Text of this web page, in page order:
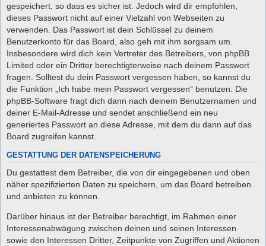
gespeichert, so dass es sicher ist. Jedoch wird dir empfohlen,
dieses Passwort nicht auf einer Vielzahl von Webseiten zu
verwenden. Das Passwort ist dein Schlüssel zu deinem
Benutzerkonto für das Board, also geh mit ihm sorgsam um.
Insbesondere wird dich kein Vertreter des Betreibers, von phpBB
Limited oder ein Dritter berechtigterweise nach deinem Passwort
fragen. Solltest du dein Passwort vergessen haben, so kannst du
die Funktion „Ich habe mein Passwort vergessen“ benutzen. Die
phpBB-Software fragt dich dann nach deinem Benutzernamen und
deiner E-Mail-Adresse und sendet anschließend ein neu
generiertes Passwort an diese Adresse, mit dem du dann auf das
Board zugreifen kannst.
GESTATTUNG DER DATENSPEICHERUNG
Du gestattest dem Betreiber, die von dir eingegebenen und oben
näher spezifizierten Daten zu speichern, um das Board betreiben
und anbieten zu können.
Darüber hinaus ist der Betreiber berechtigt, im Rahmen einer
Interessenabwägung zwischen deinen und seinen Interessen
sowie den Interessen Dritter, Zeitpunkte von Zugriffen und Aktionen